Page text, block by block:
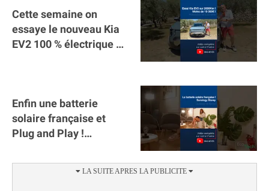
Cette semaine on
essaye le nouveau Kia
EV2 100 % électrique ⚡️!
Enfin une batterie
solaire française et
Plug and Play !
#batterie @gosunology